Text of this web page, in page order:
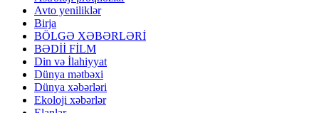
Avto yeniliklər
Birja
BÖLGƏ XƏBƏRLƏRİ
BƏDİİ FİLM
Din və İlahiyyat
Dünya mətbəxi
Dünya xəbərləri
Ekoloji xəbərlər